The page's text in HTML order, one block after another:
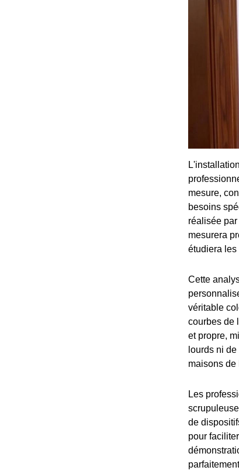
mesure,
besoins
réalisée
mesurera
étudiera les
Cette
véritable
courbes de
et propre,
lourds ni
maisons de
Les
de
pour